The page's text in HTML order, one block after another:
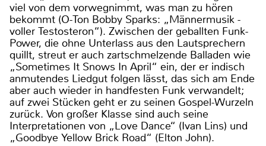
viel von dem vorwegnimmt, was man zu hören
bekommt (O-Ton Bobby Sparks: „Männermusik -
voller Testosteron“). Zwischen der geballten Funk-
Power, die ohne Unterlass aus den Lautsprechern
quillt, streut er auch zartschmelzende Balladen wie
„Sometimes It Snows In April“ ein, der er indisch
anmutendes Liedgut folgen lässt, das sich am Ende
aber auch wieder in handfesten Funk verwandelt;
auf zwei Stücken geht er zu seinen Gospel-Wurzeln
zurück. Von großer Klasse sind auch seine
Interpretationen von „Love Dance“ (Ivan Lins) und
„Goodbye Yellow Brick Road“ (Elton John).